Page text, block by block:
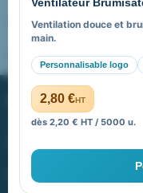
Ventilateur
Ventilation douce et
main.
Personnalisable logo
2,80 €HT
dès 2,20 € HT / 5000 u.
FAQ sur
Pourquoi ça a
PROMENOCH GOODIES
40 rue Madeleine